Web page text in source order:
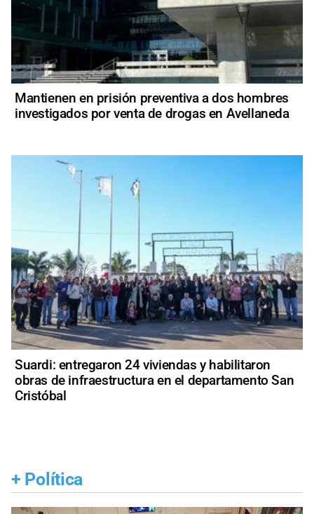
Mantienen en prisión preventiva a dos hombres
investigados por venta de drogas en Avellaneda
Suardi: entregaron 24 viviendas y habilitaron
obras de infraestructura en el departamento San
Cristóbal
+ Política